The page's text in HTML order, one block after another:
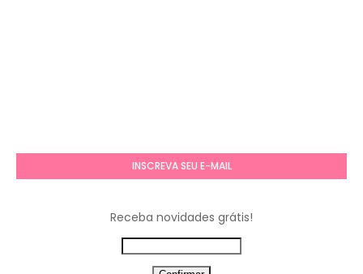
INSCREVA SEU E-MAIL
Receba novidades grátis!